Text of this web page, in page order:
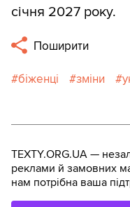
січня 2027 року.
Поширити
біженці зміни
TEXTY.ORG.UA —
реклами й замовних
нам потрібна ваша